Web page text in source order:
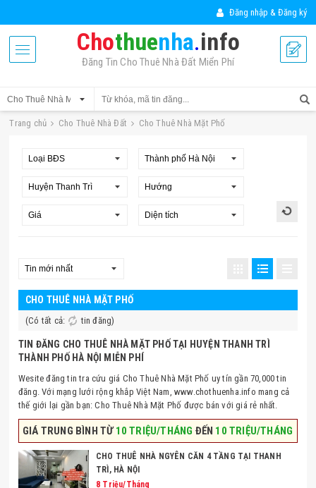
Đăng nhập & Đăng ký
Chothuenha.info
Đăng Tin Cho Thuê Nhà Đất Miển Phí
Trang chủ Cho Thuê Nhà Đất Cho Thuê Nhà Mặt Phố
CHO THUÊ NHÀ MẶT PHỐ
(Có tất cả: tin đăng)
TIN ĐĂNG CHO THUÊ NHÀ MẶT PHỐ TẠI HUYỆN THANH TRÌ
THÀNH PHỐ HÀ NỘI MIỄN PHÍ
Wesite đăng tin tra cứu giá Cho Thuê Nhà Mặt Phố uy tín gần 70,000 tin
đăng. Với mạng lưới rộng khắp Việt Nam, www.chothuenha.info mang cả
thế giới lại gần bạn: Cho Thuê Nhà Mặt Phố được bán với giá rẻ nhất.
GIÁ TRUNG BÌNH TỪ10 TRIỆU/THÁNG ĐẾN 10 TRIỆU/THÁNG
CHO THUÊ NHÀ NGYÊN CĂN 4 TẦNG TẠI THANH
TRÌ, HÀ NỘI
8 Triệu/Tháng